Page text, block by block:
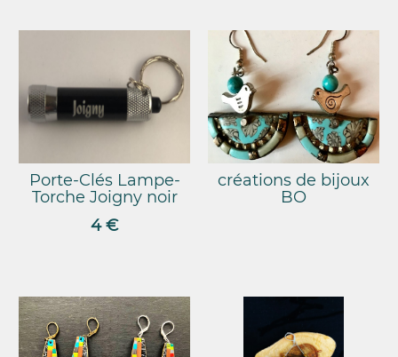
Porte-Clés Lampe-
Torche Joigny noir
4 €
créations de bijoux
BO